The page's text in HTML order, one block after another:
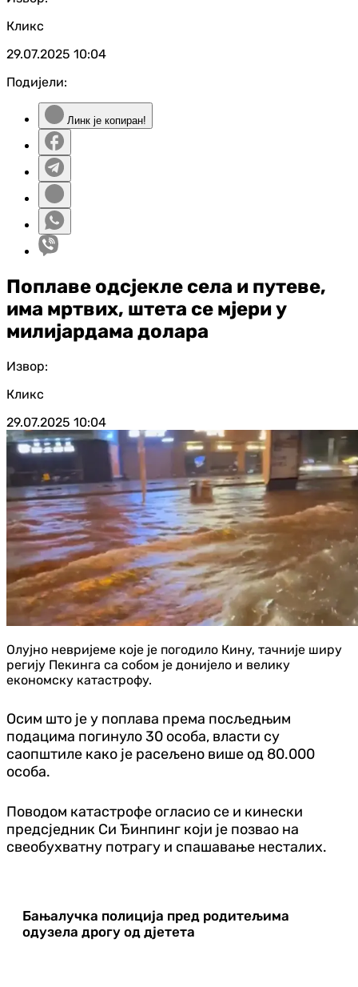
Кликс
29.07.2025 10:04
Подијели:
Линк је копиран!
Поплаве одсјекле села и путеве,
има мртвих, штета се мјери у
милијардама долара
Извор:
Кликс
29.07.2025 10:04
Олујно невријеме које је погодило Кину, тачније ширу
регију Пекинга са собом је донијело и велику
економску катастрофу.
Осим што је у поплава према посљедњим
подацима погинуло 30 особа, власти су
саопштиле како је расељено више од 80.000
особа.
Поводом катастрофе огласио се и кинески
предсједник Си Ђинпинг који је позвао на
свеобухватну потрагу и спашавање несталих.
Бањалучка полиција пред родитељима
одузела дрогу од дјетета